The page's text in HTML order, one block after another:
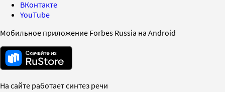
ВКонтакте
YouTube
Мобильное приложение Forbes Russia на Android
На сайте работает синтез речи